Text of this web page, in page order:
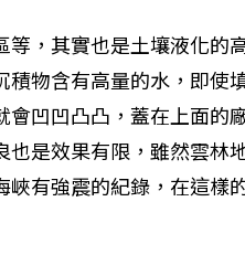
，其實也是土壤液化的
物含有高量的水，即使
凹凹凸凸，蓋在上面的
是效果有限，雖然雲林
有強震的紀錄，在這樣